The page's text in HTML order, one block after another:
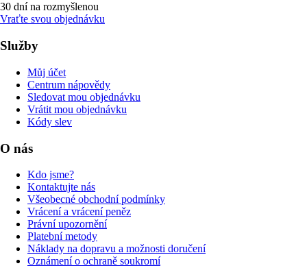
30 dní na rozmyšlenou
Vraťte svou objednávku
Služby
Můj účet
Centrum nápovědy
Sledovat mou objednávku
Vrátit mou objednávku
Kódy slev
O nás
Kdo jsme?
Kontaktujte nás
Všeobecné obchodní podmínky
Vrácení a vrácení peněz
Právní upozornění
Platební metody
Náklady na dopravu a možnosti doručení
Oznámení o ochraně soukromí